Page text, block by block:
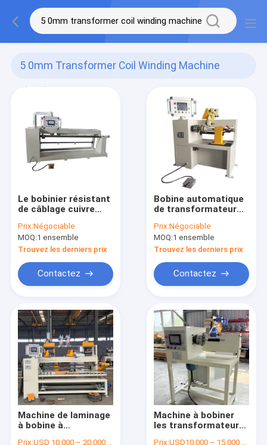
5 0mm Transformer Coil Winding Machine
Le bobinier résistant
de câblage cuivre
bobineuse de
transformateur
80rpm
Prix:Négociable
MOQ:1 ensemble
Trouvez les derniers prix
Contactez
Bobine automatique
de transformateur
bobineuse de
transformateur
Prix:Négociable
MOQ:1 ensemble
Trouvez les derniers prix
Contactez
Machine de laminage
à bobine à
Prix:USD 10,000 – 20,000 / Set
Machine à bobiner
les transformateurs
Prix:USD10,000 – 15,000 / Set